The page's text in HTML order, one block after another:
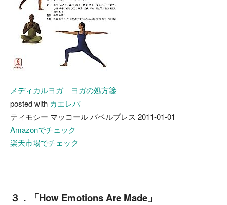
メディカルヨガ―ヨガの処方箋
posted with カエレバ
ティモシー マッコール バベルプレス 2011-01-01
Amazonでチェック
楽天市場でチェック
３．「How Emotions Are Made」